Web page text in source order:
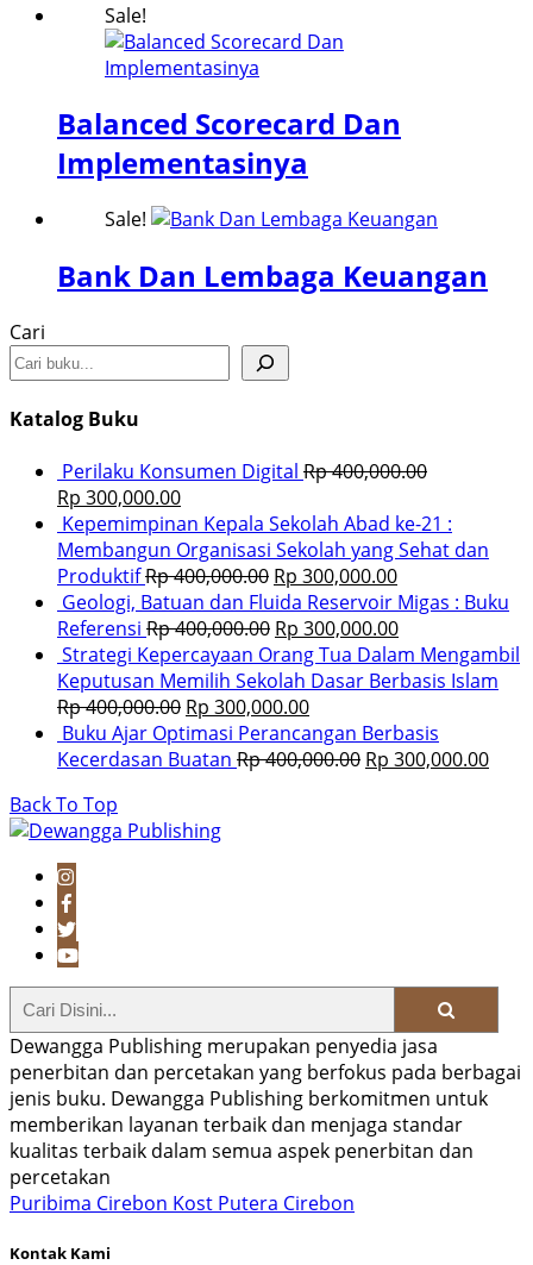
Sale!
Balanced Scorecard Dan
Implementasinya
Sale!
Bank Dan Lembaga Keuangan
Cari
Katalog Buku
Perilaku Konsumen Digital Rp400,000.00
Rp 300,000.00
Kepemimpinan Kepala Sekolah Abad ke-21 :
Membangun Organisasi Sekolah yang Sehat dan
ProduktifRp400,000.00 Rp 300,000.00
Geologi, Batuan dan Fluida Reservoir Migas : Buku
Referensi Rp400,000.00 Rp 300,000.00
Strategi Kepercayaan Orang Tua Dalam Mengambil
Keputusan Memilih Sekolah Dasar Berbasis Islam
Rp400,000.00 Rp 300,000.00
Buku Ajar Optimasi Perancangan Berbasis
Kecerdasan Buatan Rp400,000.00 Rp 300,000.00
Back To Top
Dewangga Publishing merupakan penyedia jasa
penerbitan dan percetakan yang berfokus pada berbagai
jenis buku. Dewangga Publishing berkomitmen untuk
memberikan layanan terbaik dan menjaga standar
kualitas terbaik dalam semua aspek penerbitan dan
percetakan
Puribima Cirebon Kost Putera Cirebon
Kontak Kami